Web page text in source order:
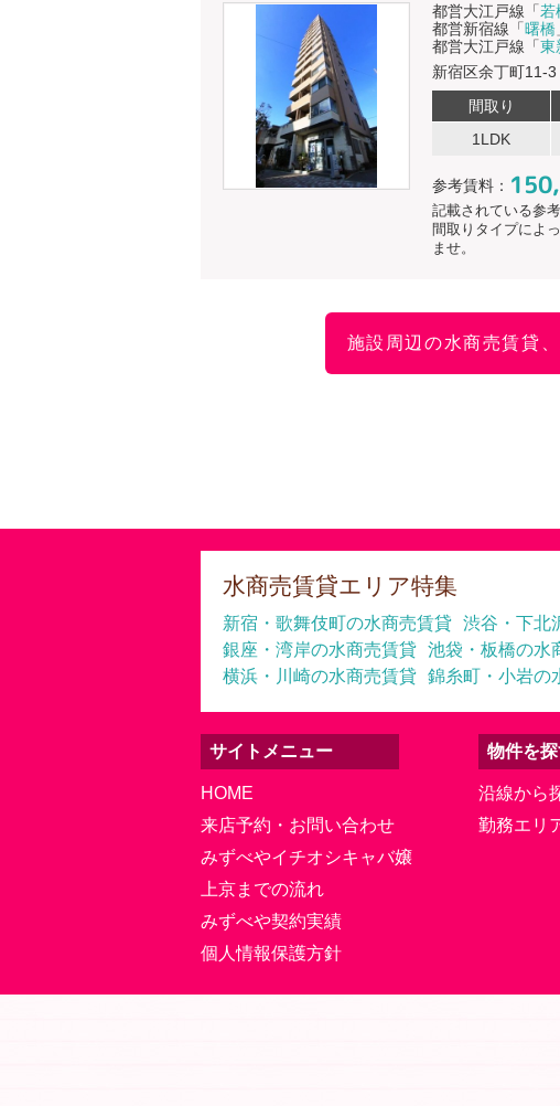
都営大江戸線「若
都営新宿線「曙橋
都営大江戸線「東
新宿区余丁町11-3
間取り
1LDK
参考賃料：
記載されている参
間取りタイプによ
ませ。
施設周辺の水商売賃貸
水商売賃貸エリア特集
新宿・歌舞伎町の水商売賃貸 渋谷・下北
銀座・湾岸の水商売賃貸 池袋・板橋の水
横浜・川崎の水商売賃貸 錦糸町・小岩の
サイトメニュー
HOME
来店予約・お問い合わせ
みずべやイチオシキャバ嬢
上京までの流れ
みずべや契約実績
個人情報保護方針
物件を
沿線から
勤務エリ